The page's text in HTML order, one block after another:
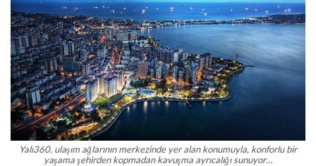
Yalı360, ulaşım ağlarının merkezinde yer alan konumuyla, konforlu bir
yaşama şehirden kopmadan kavuşma ayrıcalığı sunuyor…